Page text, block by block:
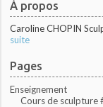
À propos
Caroline CHOPIN
suite
Pages
Enseignement
Cours de sculpture